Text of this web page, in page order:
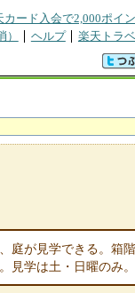
カード入会で2,000ポイ
ヘルプ 楽天トラ
庭が見学できる。箱
見学は土・日曜のみ。